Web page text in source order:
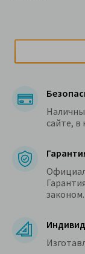
сайте, в